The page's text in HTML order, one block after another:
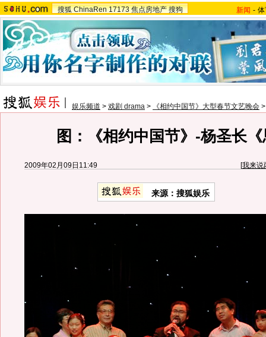
搜狐 ChinaRen 17173 焦点房地产 搜狗 新闻 -
娱乐频道 > 戏剧 drama > 《相约中国节》大型春节文艺晚会
图：《相约中国节》-杨圣长
2009年02月09日11:49 [我来说
来源：搜狐娱乐